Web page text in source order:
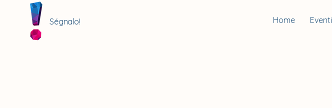
Ségnalo! Home Eventi